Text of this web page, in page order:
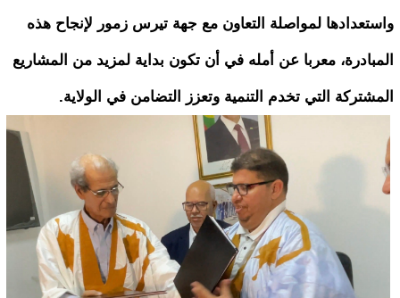
واستعدادها لمواصلة التعاون مع جهة تيرس زمور لإنجاح هذه
المبادرة، معربا عن أمله في أن تكون بداية لمزيد من المشاريع
المشتركة التي تخدم التنمية وتعزز التضامن في الولاية.